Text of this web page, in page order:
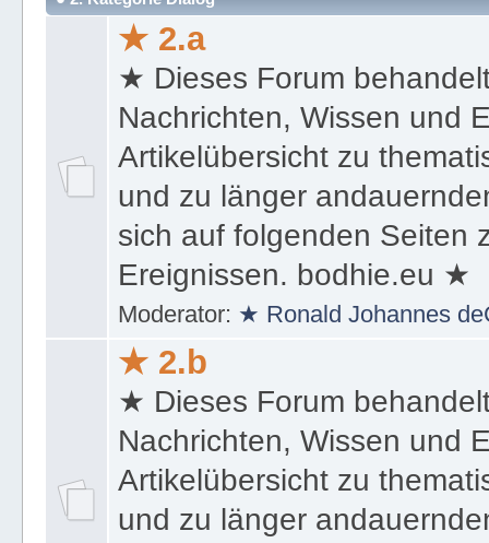
● 2. Kategorie Dialog
★ 2.a
★ Dieses Forum
Nachrichten, Wissen und
Artikelübersicht zu
und zu länger
sich auf folgenden Seiten
Ereignissen. bodhie.eu ★
Moderator:
★ 2.b
★ Dieses Forum
Nachrichten, Wissen und
Artikelübersicht zu